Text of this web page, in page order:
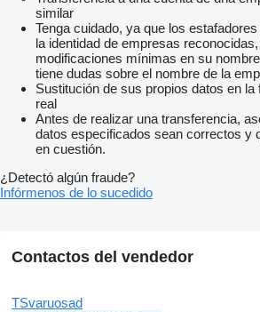
similar
Tenga cuidado, ya que los
la identidad de empresas
modificaciones mínimas en su
tiene dudas sobre el nombre de la
Sustitución de sus propios datos en
real
Antes de realizar una transferencia,
datos especificados sean correctos y
en cuestión.
¿Detectó algún fraude?
Infórmenos de lo sucedido
Contactos del vendedor
TSvaruosad